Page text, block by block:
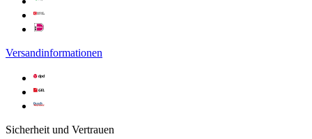
Versandinformationen
Sicherheit und Vertrauen